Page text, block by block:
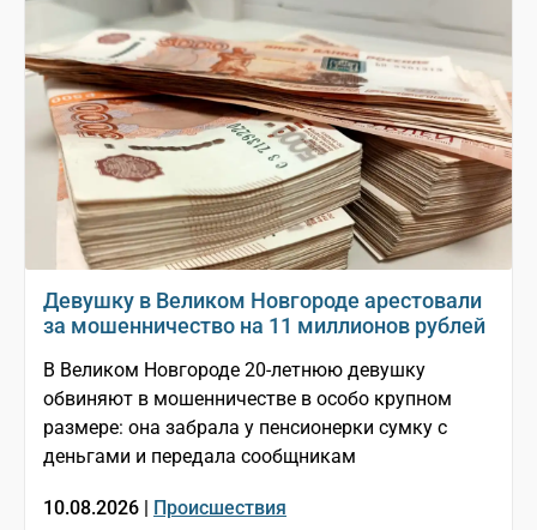
Девушку в Великом Новгороде арестовали
за мошенничество на 11 миллионов рублей
В Великом Новгороде 20-летнюю девушку
обвиняют в мошенничестве в особо крупном
размере: она забрала у пенсионерки сумку с
деньгами и передала сообщникам
10.08.2026 | Происшествия